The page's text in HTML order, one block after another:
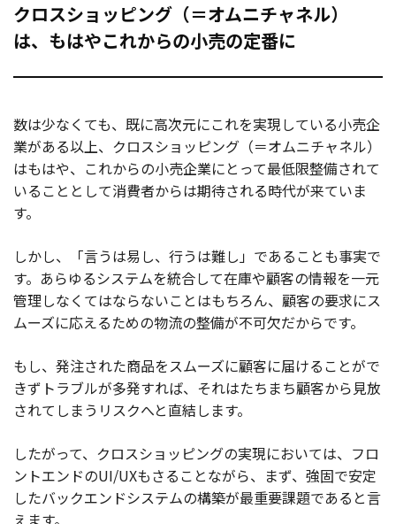
クロスショッピング（＝オムニチャネル）
は、もはやこれからの小売の定番に
数は少なくても、既に高次元にこれを実現している小売企
業がある以上、クロスショッピング（＝オムニチャネル）
はもはや、これからの小売企業にとって最低限整備されて
いることとして消費者からは期待される時代が来ていま
す。
しかし、「言うは易し、行うは難し」であることも事実で
す。あらゆるシステムを統合して在庫や顧客の情報を一元
管理しなくてはならないことはもちろん、顧客の要求にス
ムーズに応えるための物流の整備が不可欠だからです。
もし、発注された商品をスムーズに顧客に届けることがで
きずトラブルが多発すれば、それはたちまち顧客から見放
されてしまうリスクへと直結します。
したがって、クロスショッピングの実現においては、フロ
ントエンドのUI/UXもさることながら、まず、強固で安定
したバックエンドシステムの構築が最重要課題であると言